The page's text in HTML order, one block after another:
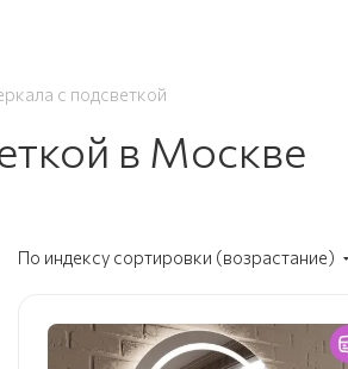
с подсветкой
в Москве
По индексу сортировки (возрастание)